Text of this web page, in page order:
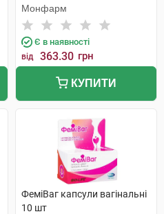
Монфарм
Є в наявності
від 363.30 грн
КУПИТИ
ФеміВаг капсули вагінальні
10 шт